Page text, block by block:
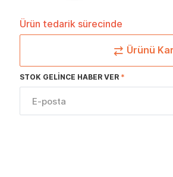
Ürün tedarik sürecinde
Ürünü
STOK GELINCE HABER VER